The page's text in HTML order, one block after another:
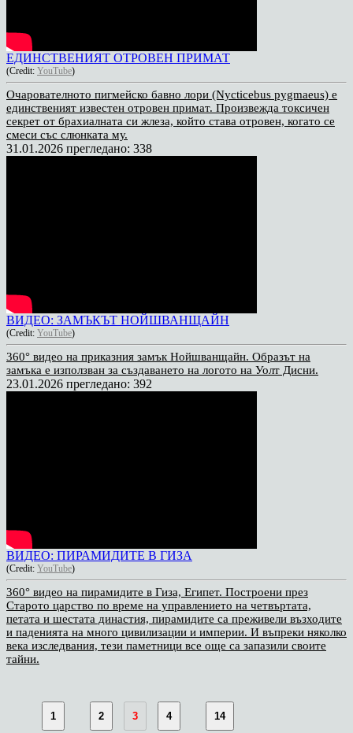
ЕДИНСТВЕНИЯТ ОТРОВЕН ПРИМАТ
(Credit: YouTube)
Очарователното пигмейско бавно лори (Nycticebus pygmaeus) е
единственият известен отровен примат. Произвежда токсичен
секрет от брахиалната си жлеза, който става отровен, когато се
смеси със слюнката му.
31.01.2026 прегледано: 338
ВИДЕО: ЗАМЪКЪТ НОЙШВАНЩАЙН
(Credit: YouTube)
360° видео на приказния замък Нойшванщайн. Образът на
замъка е използван за създаването на логото на Уолт Дисни.
23.01.2026 прегледано: 392
ВИДЕО: ПИРАМИДИТЕ В ГИЗА
(Credit: YouTube)
360° видео на пирамидите в Гиза, Египет. Построени през
Старото царство по време на управлението на четвъртата,
петата и шестата династия, пирамидите са преживели възходите
и паденията на много цивилизации и империи. И въпреки няколко
века изследвания, тези паметници все още са запазили своите
тайни.
1 2 3 4 14